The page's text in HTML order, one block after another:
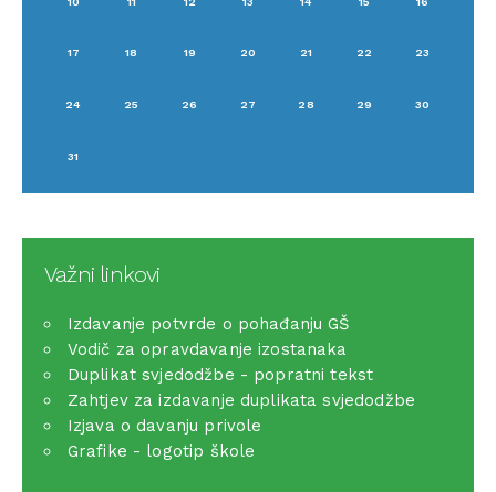
17 18 19 20 21 22 23
24 25 26 27 28 29 30
31
Važni linkovi
Izdavanje potvrde o pohađanju GŠ
Vodič za opravdavanje izostanaka
Duplikat svjedodžbe - popratni tekst
Zahtjev za izdavanje duplikata svjedodžbe
Izjava o davanju privole
Grafike - logotip škole